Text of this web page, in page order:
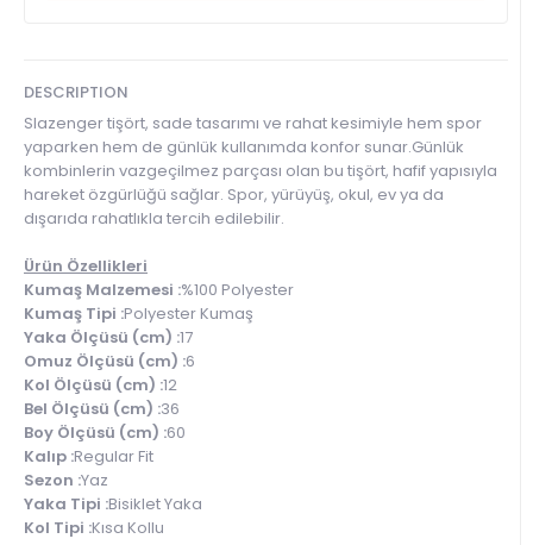
DESCRIPTION
Slazenger tişört, sade tasarımı ve rahat kesimiyle hem spor
yaparken hem de günlük kullanımda konfor sunar.Günlük
kombinlerin vazgeçilmez parçası olan bu tişört, hafif yapısıyla
hareket özgürlüğü sağlar. Spor, yürüyüş, okul, ev ya da
dışarıda rahatlıkla tercih edilebilir.
Ürün Özellikleri
Kumaş Malzemesi :%100 Polyester
Kumaş Tipi :Polyester Kumaş
Yaka Ölçüsü (cm) :17
Omuz Ölçüsü (cm) :6
Kol Ölçüsü (cm) :12
Bel Ölçüsü (cm) :36
Boy Ölçüsü (cm) :60
Kalıp :Regular Fit
Sezon :Yaz
Yaka Tipi :Bisiklet Yaka
Kol Tipi :Kısa Kollu